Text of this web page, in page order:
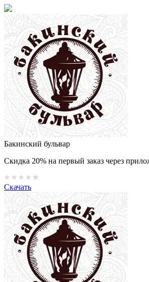
Бакинский бульвар
Скидка 20% на первый заказ через
Скачать